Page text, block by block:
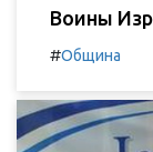
Воины
#Община